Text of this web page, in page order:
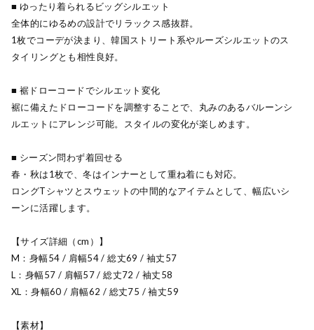
■ ゆったり着られるビッグシルエット
全体的にゆるめの設計でリラックス感抜群。
1枚でコーデが決まり、韓国ストリート系やルーズシルエットのス
タイリングとも相性良好。
■ 裾ドローコードでシルエット変化
裾に備えたドローコードを調整することで、丸みのあるバルーンシ
ルエットにアレンジ可能。スタイルの変化が楽しめます。
■ シーズン問わず着回せる
春・秋は1枚で、冬はインナーとして重ね着にも対応。
ロングTシャツとスウェットの中間的なアイテムとして、幅広いシ
ーンに活躍します。
【サイズ詳細（cm）】
M：身幅54 / 肩幅54 / 総丈69 / 袖丈57
L：身幅57 / 肩幅57 / 総丈72 / 袖丈58
XL：身幅60 / 肩幅62 / 総丈75 / 袖丈59
【素材】